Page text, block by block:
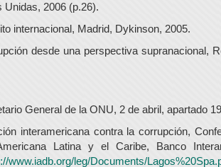
2006 (p.26).
internacional, Madrid, Dykinson, 2005.
desde una perspectiva supranacional,
General de la ONU, 2 de abril, apartado
interamericana contra la corrupción,
Latina y el Caribe, Banco
www.iadb.org/leg/Documents/